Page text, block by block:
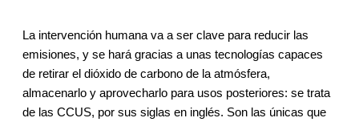
La intervención humana va a ser clave para reducir las
emisiones, y se hará gracias a unas tecnologías capaces
de retirar el dióxido de carbono de la atmósfera,
almacenarlo y aprovecharlo para usos posteriores: se trata
de las CCUS, por sus siglas en inglés. Son las únicas que